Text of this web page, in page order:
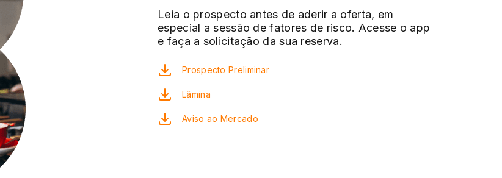
Leia o prospecto antes de aderir a oferta, em
especial a sessão de fatores de risco. Acesse o app
e faça a solicitação da sua reserva.
Prospecto Preliminar
Lâmina
Aviso ao Mercado